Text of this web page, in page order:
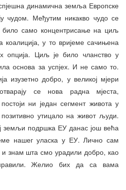
динамична земља Европске
чудом. Међутим никакво чудо се
било само концентрисање на циљ
коалиција, у то вријеме сачињена
опција. Циљ је било чланство у
основа за успјех. И не само то.
изузетно добро, у великој мјери
се нова радна мјеста,
ни један сегмент живота у
утицало на живот људи.
земљи подршка ЕУ данас још већа
нашег уласка у ЕУ. Лично сам
и знам шта смо урадили добро, као
Желио бих да са вама